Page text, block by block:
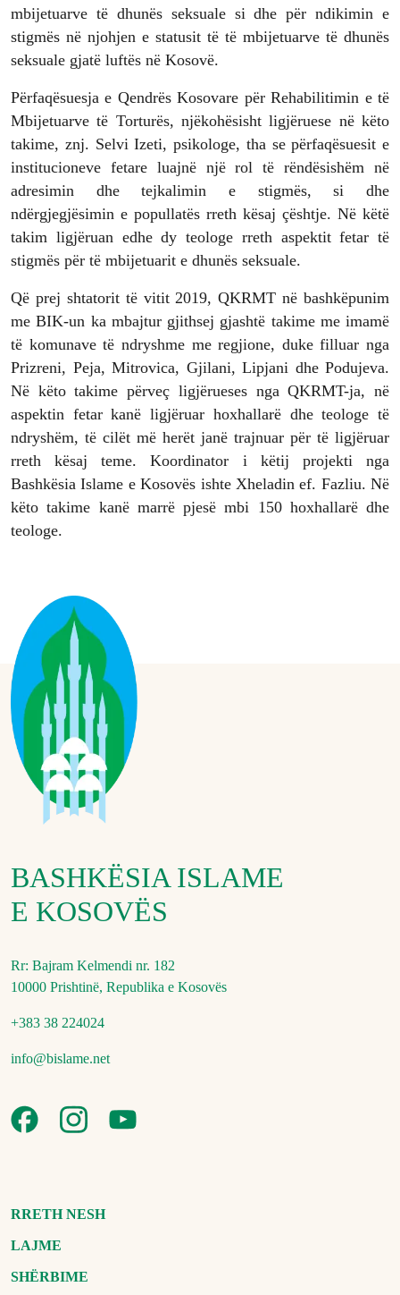
mbijetuarve të dhunës seksuale si dhe për ndikimin e
stigmës në njohjen e statusit të të mbijetuarve të dhunës
seksuale gjatë luftës në Kosovë.
Përfaqësuesja e Qendrës Kosovare për Rehabilitimin e të
Mbijetuarve të Torturës, njëkohësisht ligjëruese në këto
takime, znj. Selvi Izeti, psikologe, tha se përfaqësuesit e
institucioneve fetare luajnë një rol të rëndësishëm në
adresimin dhe tejkalimin e stigmës, si dhe
ndërgjegjësimin e popullatës rreth kësaj çështje. Në këtë
takim ligjëruan edhe dy teologe rreth aspektit fetar të
stigmës për të mbijetuarit e dhunës seksuale.
Që prej shtatorit të vitit 2019, QKRMT në bashkëpunim
me BIK-un ka mbajtur gjithsej gjashtë takime me imamë
të komunave të ndryshme me regjione, duke filluar nga
Prizreni, Peja, Mitrovica, Gjilani, Lipjani dhe Podujeva.
Në këto takime përveç ligjërueses nga QKRMT-ja, në
aspektin fetar kanë ligjëruar hoxhallarë dhe teologe të
ndryshëm, të cilët më herët janë trajnuar për të ligjëruar
rreth kësaj teme. Koordinator i këtij projekti nga
Bashkësia Islame e Kosovës ishte Xheladin ef. Fazliu. Në
këto takime kanë marrë pjesë mbi 150 hoxhallarë dhe
teologe.
BASHKËSIA ISLAME
E KOSOVËS
Rr: Bajram Kelmendi nr. 182
10000 Prishtinë, Republika e Kosovës
+383 38 224024
info@bislame.net
RRETH NESH
LAJME
SHËRBIME